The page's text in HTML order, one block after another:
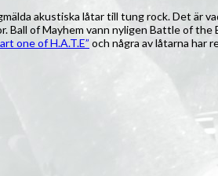
akustiska låtar till tung rock. Det är
Ball of Mayhem vann nyligen Battle of
one of H.A.T.E” och några av låtarna har